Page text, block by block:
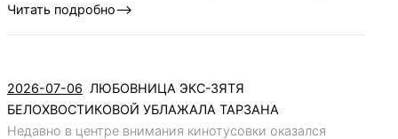
Читать подробно-->
2026-07-06 ЛЮБОВНИЦА ЭКС-ЗЯТЯ
БЕЛОХВОСТИКОВОЙ УБЛАЖАЛА ТАРЗАНА
Недавно в центре внимания кинотусовки оказался